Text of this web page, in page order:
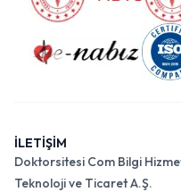
İLETİŞİM
Doktorsitesi Com Bilgi
Teknoloji ve Ticaret A.Ş.